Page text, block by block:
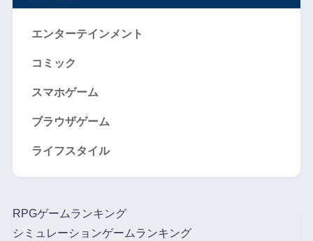
エンターテインメント
コミック
スマホゲーム
ブラウザゲーム
ライフスタイル
RPGゲームランキング
シミュレーションゲームランキング